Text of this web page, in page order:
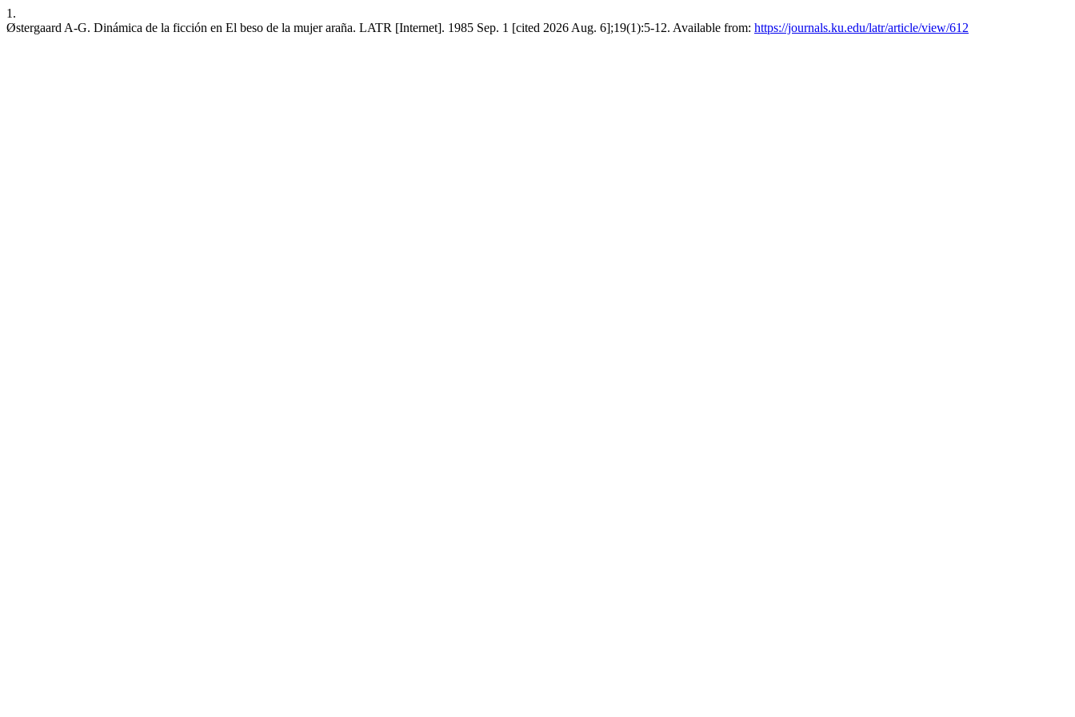
1.
Østergaard A-G. Dinámica de la ficción en El beso de la mujer araña. LATR [Internet]. 1985 Sep. 1 [cited 2026 Aug. 6];19(1):5-12. Available from: https://journals.ku.edu/latr/article/view/612